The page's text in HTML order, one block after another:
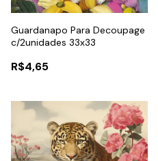
Guardanapo Para Decoupage
c/2unidades 33x33
R$4,65